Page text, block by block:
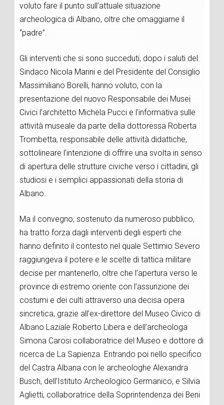
voluto fare il punto sull’attuale situazione
archeologica di Albano, oltre che omaggiarne il
“padre”.
Gli interventi che si sono succeduti, dopo i saluti del
Sindaco Nicola Marini e del Presidente del Consiglio
Massimiliano Borelli, hanno voluto, con la
presentazione del nuovo Responsabile dei Musei
Civici l’architetto Michela Pucci e l’informativa sulle
attività museale da parte della dottoressa Roberta
Trombetta, responsabile delle attività didattiche,
sottolineare l’intenzione di offrire una svolta in senso
di apertura delle strutture civiche verso i cittadini, gli
studiosi e i semplici appassionati della storia di
Albano.
Ma il convegno, sostenuto da numeroso pubblico,
ha tratto forza dagli interventi degli esperti che
hanno definito il contesto nel quale Settimio Severo
raggiungeva il potere e le scelte di tattica militare
decise per mantenerlo, oltre che l’apertura verso le
province di estremo oriente con l’assunzione dei
costumi e dei culti attraverso una decisa opera
sincretica, grazie all’ex-direttore del Museo Civico di
Albano Laziale Roberto Libera e dell’archeologa
Simona Carosi collaboratrice del Museo e dottore di
ricerca de La Sapienza. Entrando poi nello specifico
del Castra Albana con le archeologhe Alexandra
Busch, dell’Istituto Archeologico Germanico, e Silvia
Aglietti, collaboratrice della Soprintendenza dei Beni